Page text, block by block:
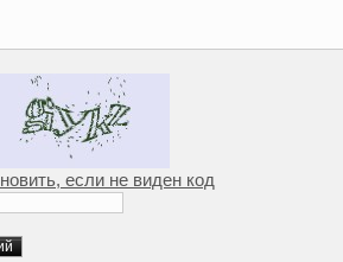
если не виден код